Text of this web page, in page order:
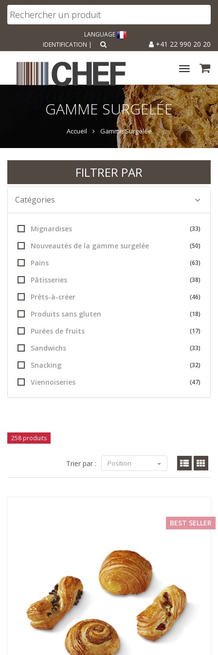
LANGUAGE
+41 22 990 20 20
IDENTIFICATION |
Toggle
GAMME SURGELÉE
Accueil Gamme Surgelée
FILTRER PAR
Catégories
Mignardises (33)
Nouveautés de la gamme surgelée (50)
Pains (63)
Pâtisseries (38)
Prêts-à-créer (46)
Produits sans gluten (18)
Purées de fruits (17)
Sandwichs (33)
Snacking (32)
Viennoiseries (47)
258 produits
Trier par : Position
BEST SELLER